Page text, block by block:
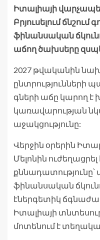
Իտալիայի
Բրյուսելում ճնշում
ֆինանսական
աճող ծախսերը
2027 թվականին
ընտրությունների
գների աճը կարող է
կառավարության
աջակցությունը:
Վերջին օրերին
Մելոնին ուժեղացրել
քննադատությունը՝
ֆինանսական
էներգետիկ
Իտալիայի
մոտենում է